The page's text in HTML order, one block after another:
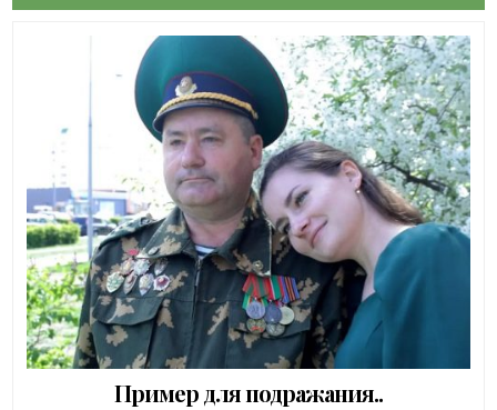
Пример для подражания..